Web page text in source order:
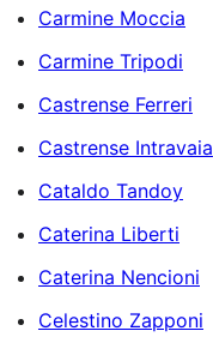
Carmine Moccia
Carmine Tripodi
Castrense Ferreri
Castrense Intravaia
Cataldo Tandoy
Caterina Liberti
Caterina Nencioni
Celestino Zapponi